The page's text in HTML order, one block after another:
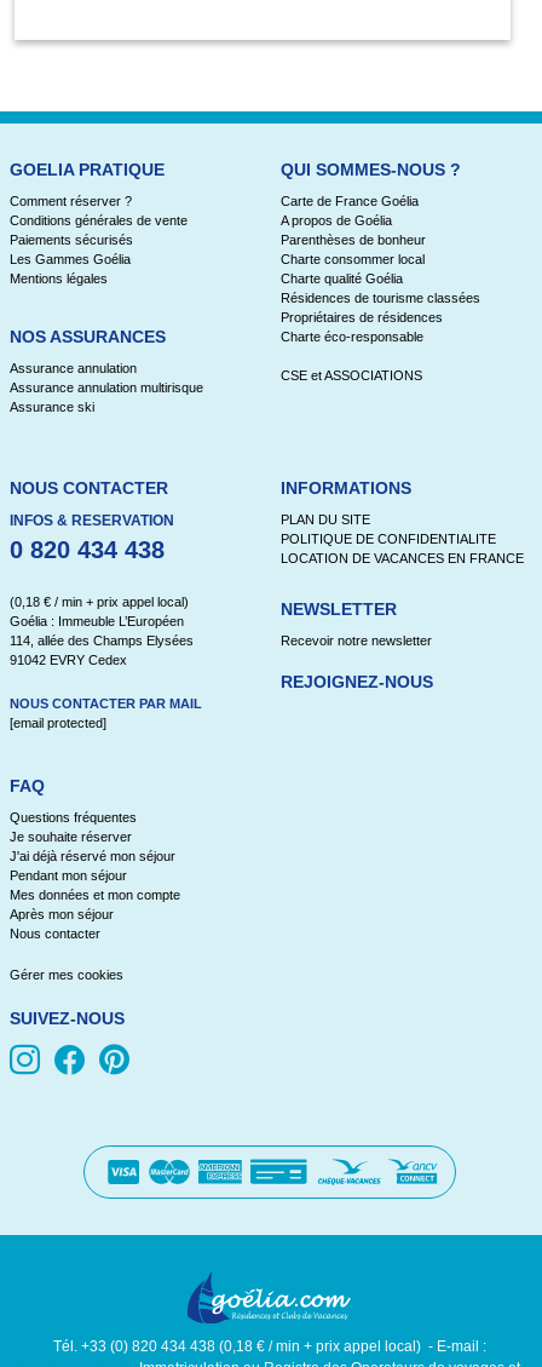
GOELIA PRATIQUE
Comment réserver ?
Conditions générales de vente
Paiements sécurisés
Les Gammes Goélia
Mentions légales
NOS ASSURANCES
Assurance annulation
Assurance annulation multirisque
Assurance ski
QUI SOMMES-NOUS ?
Carte de France Goélia
A propos de Goélia
Parenthèses de bonheur
Charte consommer local
Charte qualité Goélia
Résidences de tourisme classées
Propriétaires de résidences
Charte éco-responsable
CSE et ASSOCIATIONS
NOUS CONTACTER
INFOS & RESERVATION
0 820 434 438
(0,18 € / min + prix appel local)
Goélia : Immeuble L’Européen
114, allée des Champs Elysées
91042 EVRY Cedex
NOUS CONTACTER PAR MAIL
[email protected]
INFORMATIONS
PLAN DU SITE
POLITIQUE DE CONFIDENTIALITE
LOCATION DE VACANCES EN FRANCE
NEWSLETTER
Recevoir notre newsletter
REJOIGNEZ-NOUS
FAQ
Questions fréquentes
Je souhaite réserver
J'ai déjà réservé mon séjour
Pendant mon séjour
Mes données et mon compte
Après mon séjour
Nous contacter
Gérer mes cookies
SUIVEZ-NOUS
Tél. +33 (0) 820 434 438 (0,18 € / min + prix appel local) - E-mail :